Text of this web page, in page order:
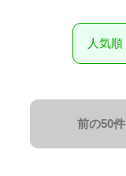
人気順
前の50件